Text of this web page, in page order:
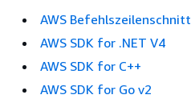
AWS
AWS SDK for .NET V4
AWS SDK for C++
AWS SDK for Go v2